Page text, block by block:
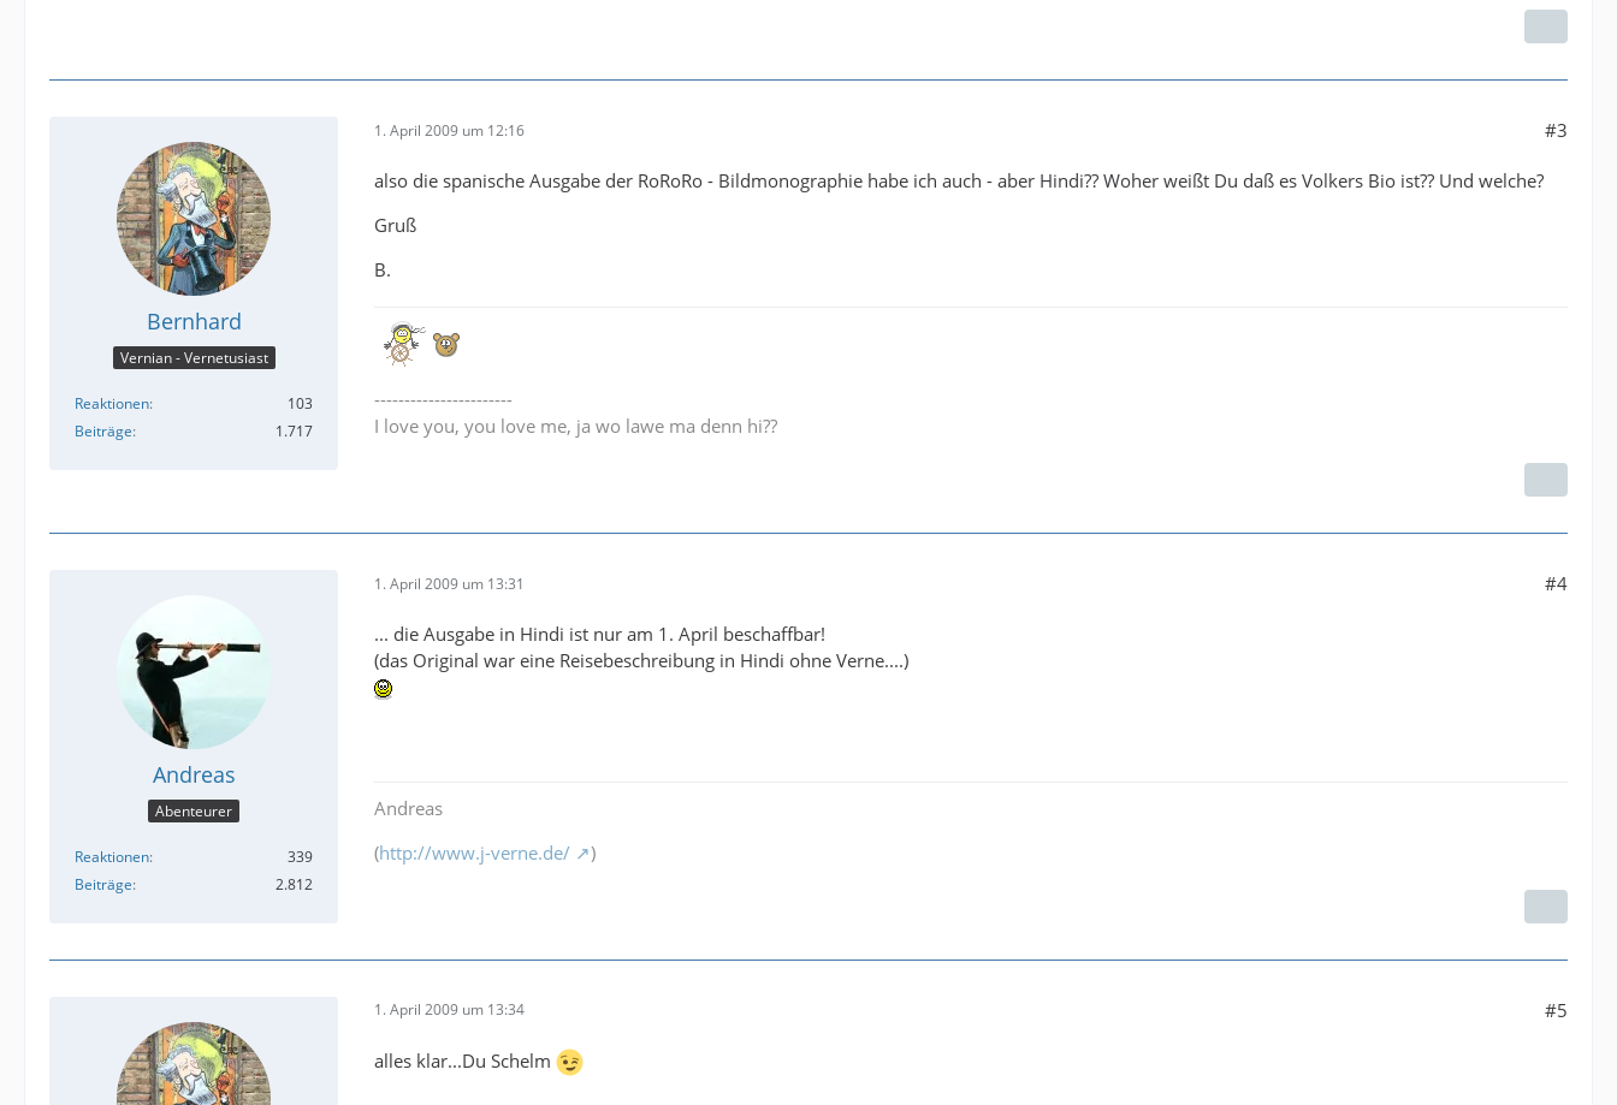
Bernhard
Vernian - Vernetusiast
Reaktionen
103
Beiträge
1.717
1. April 2009 um 12:16 #3
also die spanische Ausgabe der RoRoRo - Bildmonographie habe ich auch - aber Hindi?? Woher weißt Du daß es Volkers Bio ist?? Und welche?
Gruß
B.
-----------------------
I love you, you love me, ja wo lawe ma denn hi??
Andreas
Abenteurer
Reaktionen
339
Beiträge
2.812
1. April 2009 um 13:31 #4
... die Ausgabe in Hindi ist nur am 1. April beschaffbar!
(das Original war eine Reisebeschreibung in Hindi ohne Verne....)
Andreas
(http://www.j-verne.de/ )
1. April 2009 um 13:34 #5
alles klar...Du Schelm